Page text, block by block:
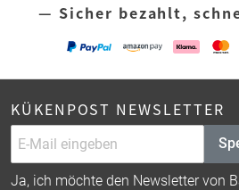
— Sicher bezahlt,
KÜKENPOST NEWSLETTER
Ja, ich möchte den Newsletter von